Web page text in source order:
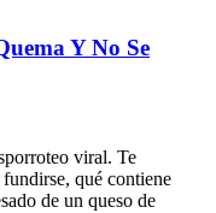
Y No Se
viral. Te
qué contiene
de un queso de